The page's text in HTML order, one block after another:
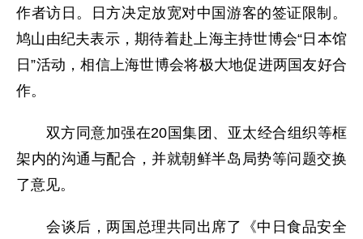
作者访日。日方决定放宽对中国游客的签证限制。
鸠山由纪夫表示，期待着赴上海主持世博会“日本馆
日”活动，相信上海世博会将极大地促进两国友好合
作。
双方同意加强在20国集团、亚太经合组织等框
架内的沟通与配合，并就朝鲜半岛局势等问题交换
了意见。
会谈后，两国总理共同出席了《中日食品安全